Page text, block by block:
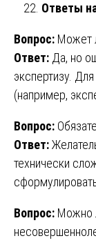
Ответы
Вопрос: Может
Ответ: Да, но
экспертизу.
(например,
Вопрос:
Ответ:
технически
Вопрос: Можно